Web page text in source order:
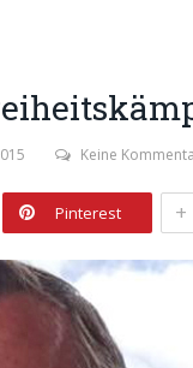
Keine
Pinterest +